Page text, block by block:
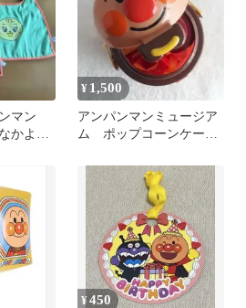
マン
かよし
¥ 1,500
アンパンマンミュージア
ム ポップコーンケー
¥450